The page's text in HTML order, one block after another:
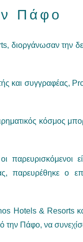
Πάφο
την
και συγγραφέας,
κόσμος
παρευρισκόμενοι
παρευρέθηκε ο
Hotels & Resorts
την Πάφο, να